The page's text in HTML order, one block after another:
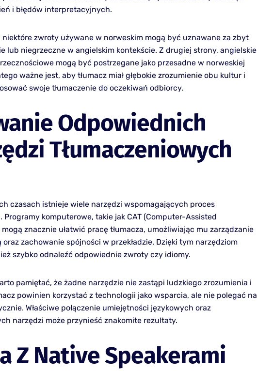
i błędów interpretacyjnych.
niektóre zwroty używane w norweskim mogą być uznawane za zbyt
lub niegrzeczne w angielskim kontekście. Z drugiej strony, angielskie
mogą być postrzegane jako przesadne w norweskiej
ważne jest, aby tłumacz miał głębokie zrozumienie obu kultur i
swoje tłumaczenie do oczekiwań odbiorcy.
Odpowiednich
Tłumaczeniowych
czasach istnieje wiele narzędzi wspomagających proces
Programy komputerowe, takie jak CAT (Computer-Assisted
mogą znacznie ułatwić pracę tłumacza, umożliwiając mu zarządzanie
zachowanie spójności w przekładzie. Dzięki tym narzędziom
szybko odnaleźć odpowiednie zwroty czy idiomy.
pamiętać, że żadne narzędzie nie zastąpi ludzkiego zrozumienia i
powinien korzystać z technologii jako wsparcia, ale nie polegać na
Właściwe połączenie umiejętności językowych oraz
narzędzi może przynieść znakomite rezultaty.
Z Native Speakerami